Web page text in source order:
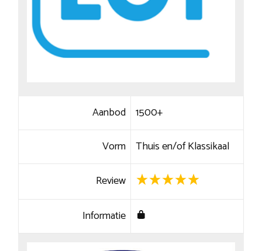
Aanbod 1500+
Vorm Thuis en/of Klassikaal
Review
Informatie